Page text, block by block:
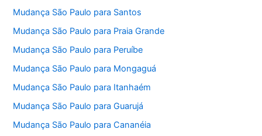
Mudança São Paulo para Santos
Mudança São Paulo para Praia Grande
Mudança São Paulo para Peruíbe
Mudança São Paulo para Mongaguá
Mudança São Paulo para Itanhaém
Mudança São Paulo para Guarujá
Mudança São Paulo para Cananéia